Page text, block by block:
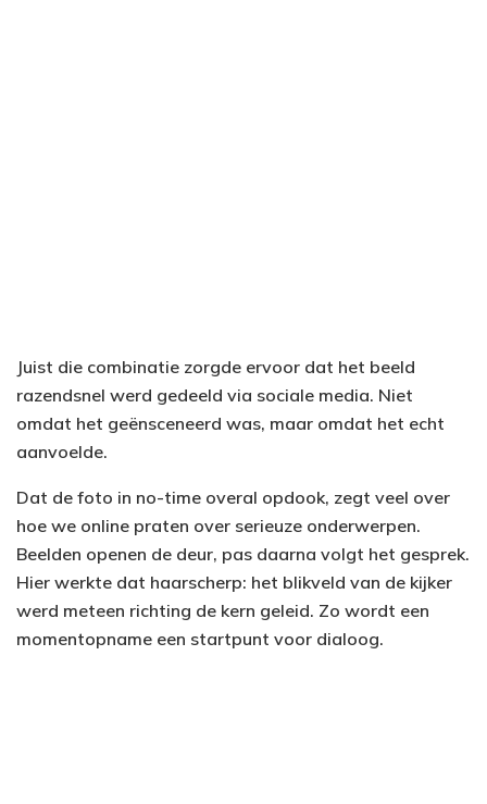
Juist die combinatie zorgde ervoor dat het beeld
razendsnel werd gedeeld via sociale media. Niet
omdat het geënsceneerd was, maar omdat het echt
aanvoelde.
Dat de foto in no-time overal opdook, zegt veel over
hoe we online praten over serieuze onderwerpen.
Beelden openen de deur, pas daarna volgt het gesprek.
Hier werkte dat haarscherp: het blikveld van de kijker
werd meteen richting de kern geleid. Zo wordt een
momentopname een startpunt voor dialoog.